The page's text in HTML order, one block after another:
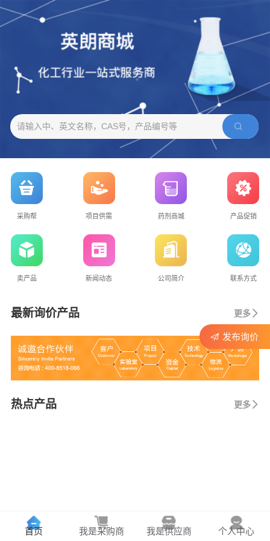
请输入中、英文名称，CAS号，产品编号等
采购帮 项目供需 药剂商城 产品促销
卖产品 新闻动态 公司简介 联系方式
最新询价产品 更多
热点产品 更多
发布询价
首页 我是采购商 我是供应商 个人中心